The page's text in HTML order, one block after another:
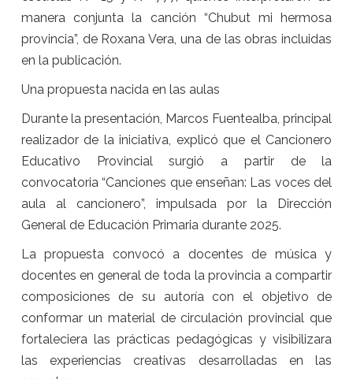
manera conjunta la canción “Chubut mi hermosa
provincia”, de Roxana Vera, una de las obras incluidas
en la publicación.
Una propuesta nacida en las aulas
Durante la presentación, Marcos Fuentealba, principal
realizador de la iniciativa, explicó que el Cancionero
Educativo Provincial surgió a partir de la
convocatoria “Canciones que enseñan: Las voces del
aula al cancionero”, impulsada por la Dirección
General de Educación Primaria durante 2025.
La propuesta convocó a docentes de música y
docentes en general de toda la provincia a compartir
composiciones de su autoría con el objetivo de
conformar un material de circulación provincial que
fortaleciera las prácticas pedagógicas y visibilizara
las experiencias creativas desarrolladas en las